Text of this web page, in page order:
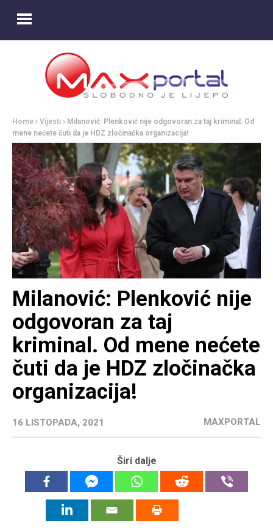
Home Vijesti
Milanović: Plenković nije odgovoran za taj kriminal. Od
mene nećete čuti da je HDZ zločinačka organizacija!
Milanović: Plenković nije
odgovoran za taj
kriminal. Od mene nećete
čuti da je HDZ zločinačka
organizacija!
16 LISTOPADA, 2021 MAXPORTAL
Širi dalje